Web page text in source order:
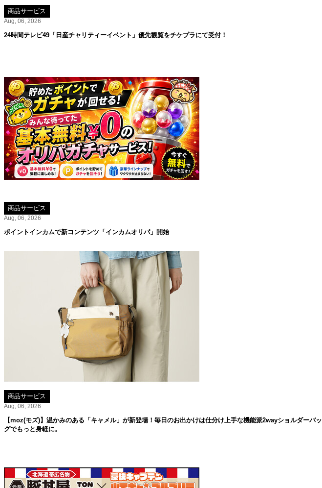
商品サービス
Aug, 06, 2026
24時間テレビ49「日産チャリティーイベント」優先観覧をチケプラにて受付！
商品サービス
Aug, 06, 2026
ポイントインカムで新コンテンツ「インカムオリパ」開始
商品サービス
Aug, 06, 2026
【moz(モズ)】温かみのある「キャメル」が新登場！毎日のお出かけは仕分け上手な機能派2wayショルダーバッ
グでもっと身軽に。